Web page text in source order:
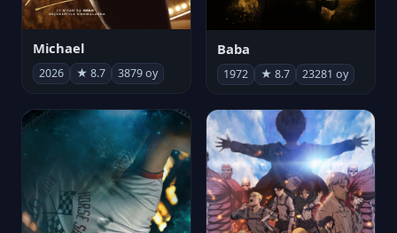
Michael
2026 ★ 8.7 3879 oy
Baba
1972 ★ 8.7 23281 oy